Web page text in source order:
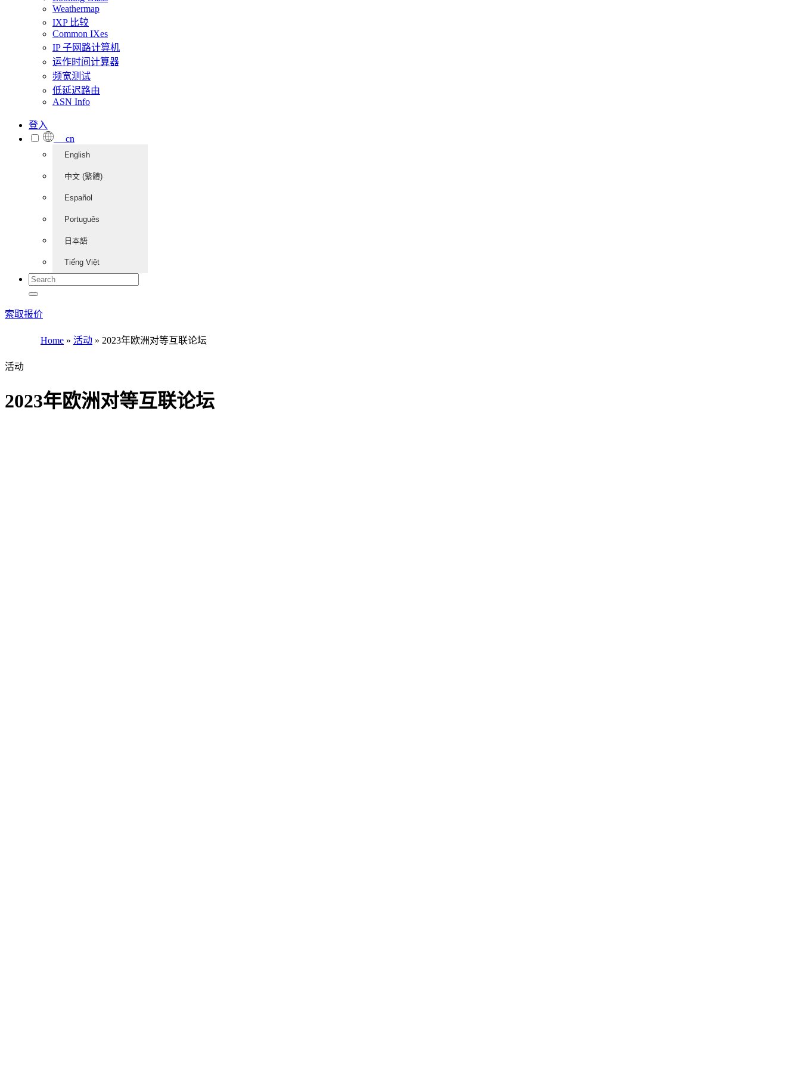
Weathermap
IXP 比较
Common IXes
IP 子网路计算机
运作时间计算器
频宽测试
低延迟路由
ASN Info
登入
cn
English
中文 (繁體)
Español
Português
日本語
Tiếng Việt
索取报价
Home » 活动 » 2023年欧洲对等互联论坛
活动
2023年欧洲对等互联论坛